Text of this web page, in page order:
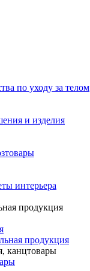
по уходу за телом
и изделия
интерьера
продукция
продукция
канцтовары